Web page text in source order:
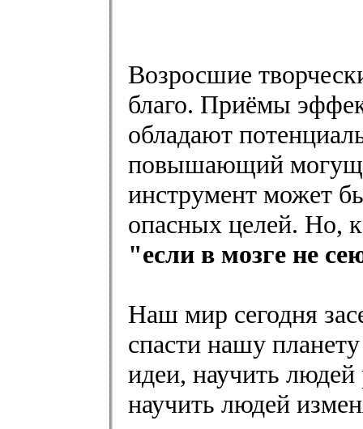
Возросшие
благо. Приёмы
обладают
повышающий
инструмент может
опасных целей. Но,
"если в мозге не
Наш мир сегодня
спасти нашу
идеи, научить
научить людей